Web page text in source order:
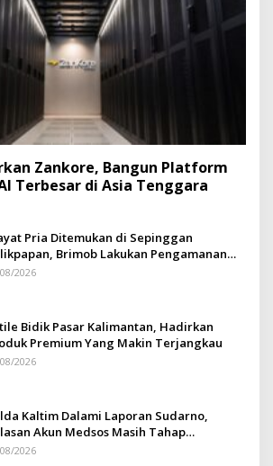
Zankore, Bangun Platform
Terbesar di Asia Tenggara
Pria Ditemukan di Sepinggan
Brimob Lakukan Pengamanan
2026
Bidik Pasar Kalimantan, Hadirkan
Premium Yang Makin Terjangkau
2026
Kaltim Dalami Laporan Sudarno,
Akun Medsos Masih Tahap
2026